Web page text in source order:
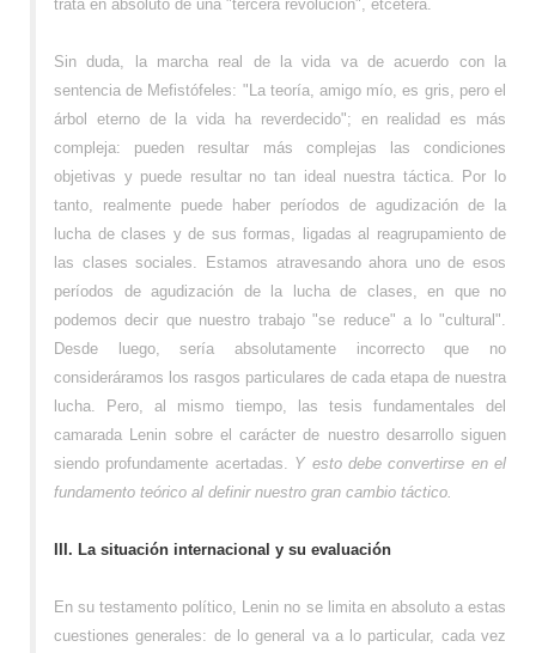
trata en absoluto de una "tercera revolución", etcétera.
Sin duda, la marcha real de la vida va de acuerdo con la
sentencia de Mefistófeles: "La teoría, amigo mío, es gris, pero el
árbol eterno de la vida ha reverdecido"; en realidad es más
compleja: pueden resultar más complejas las condiciones
objetivas y puede resultar no tan ideal nuestra táctica. Por lo
tanto, realmente puede haber períodos de agudización de la
lucha de clases y de sus formas, ligadas al reagrupamiento de
las clases sociales. Estamos atravesando ahora uno de esos
períodos de agudización de la lucha de clases, en que no
podemos decir que nuestro trabajo "se reduce" a lo "cultural".
Desde luego, sería absolutamente incorrecto que no
consideráramos los rasgos particulares de cada etapa de nuestra
lucha. Pero, al mismo tiempo, las tesis fundamentales del
camarada Lenin sobre el carácter de nuestro desarrollo siguen
siendo profundamente acertadas. Y esto debe convertirse en el
fundamento teórico al definir nuestro gran cambio táctico.
III. La situación internacional y su evaluación
En su testamento político, Lenin no se limita en absoluto a estas
cuestiones generales: de lo general va a lo particular, cada vez